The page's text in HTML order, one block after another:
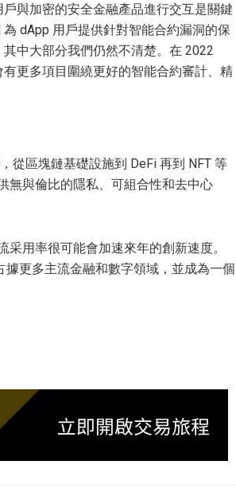
與加密的安全金融產品進行交互是關鍵
dApp 用戶提供針對智能合約漏洞的保
中大部分我們仍然不清楚。在 2022
更多項目圍繞更好的智能合約審計、精
從區塊鏈基礎設施到 DeFi 再到 NFT 等
無與倫比的隱私、可組合性和去中心
用率很可能會加速來年的創新速度。
更多主流金融和數字領域，並成為一個